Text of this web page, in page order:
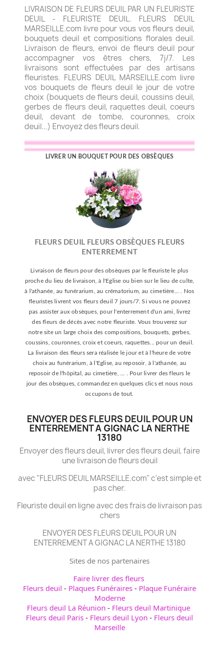
LIVRAISON DE FLEURS DEUIL PAR UN FLEURISTE
DEUIL - FLEURISTE DEUIL. FLEURS DEUIL
MARSEILLE.com livre pour vous vos fleurs deuil,
bouquets deuil et compositions florales deuil.
Livraison de fleurs, envoi de fleurs deuil pour
accompagner vos êtres chers, 7j/7. Les
livraisons sont effectuées par des artisans
fleuristes. FLEURS DEUIL MARSEILLE.com livre
vos bouquets de fleurs deuil le jour de votre
choix (bouquets de fleurs deuil, coussins deuil,
gerbes de fleurs deuil, raquettes deuil, coeurs
deuil, devant de tombe, couronnes, croix
deuil...) Envoyez des fleurs deuil.
LIVRER UN BOUQUET POUR DES OBSÈQUES
FLEURS DEUIL FLEURS OBSÈQUES FLEURS
ENTERREMENT
Livraison de fleurs pour des obsèques par le fleuriste le plus
proche du lieu de livraison, à l'Eglise ou bien sur le lieu de culte,
à l'athanée, au funérarium, au crématorium, au cimetière... . Nos
fleuristes livrent vos fleurs deuil 7 jours/7. Si vous ne pouvez
pas assister aux obsèques, pour l'enterrement d'un ami, livrez
des fleurs de décès avec notre fleuriste. Vous trouverez sur
notre site un large choix des compositions, bouquets, gerbes,
coussins, couronnes, croix et coeurs, raquettes... pour un deuil.
La livraison des fleurs sera réalisée le jour et à l'heure de votre
choix au funérarium, à l'Eglise, au reposoir, à l'athanée, au
reposoir de l'hôpital, au cimetière, ... . Pour livrer des fleurs le
jour des obsèques, commandez en quelques clics et nous nous
occupons de tout.
ENVOYER DES FLEURS DEUIL POUR UN
ENTERREMENT A GIGNAC LA NERTHE
13180
Envoyer des fleurs deuil, livrer des fleurs deuil, faire
une livraison de fleurs deuil
avec "FLEURS DEUIL MARSEILLE.com" c'est simple et
pas cher.
Fleuriste deuil en ligne avec des frais de livraison pas
chers
ENVOYER DES FLEURS DEUIL POUR UN
ENTERREMENT A GIGNAC LA NERTHE 13180
Sites de nos partenaires
Faire livrer des fleurs
Fleurs deuil - Plaques Funéraires - Plaque Funéraire
Moderne
Fleurs deuil La Réunion - Fleurs deuil Martinique
Fleurs deuil Paris - Fleurs deuil Lyon - Fleurs deuil
Marseille